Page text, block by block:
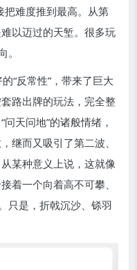
把难度推到最高。从第
以迈过的天堑。很多玩
“反常性”，带来了巨大
路出牌的玩法，完全整
天问地”的诸般情绪，
继而又吸引了第二波、
某种意义上说，这就像
着一个向着高不可攀、
只是，折戟沉沙、铩羽